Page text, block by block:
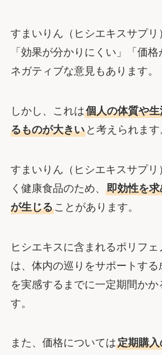
すまいりん（ヒシエキスサプリ
「効果が分かりにくい」「価
ネガティブな意見もあります。
しかし、これは個人の体質や
るものが大きいと考えられます
すまいりん（ヒシエキスサプリ
く健康食品のため、 即効性を
が生じることがあります。
ヒシエキスに含まれるポリフ
は、体内の巡りをサポートす
を実感するまでに一定期間か
す。
また、価格については定期購